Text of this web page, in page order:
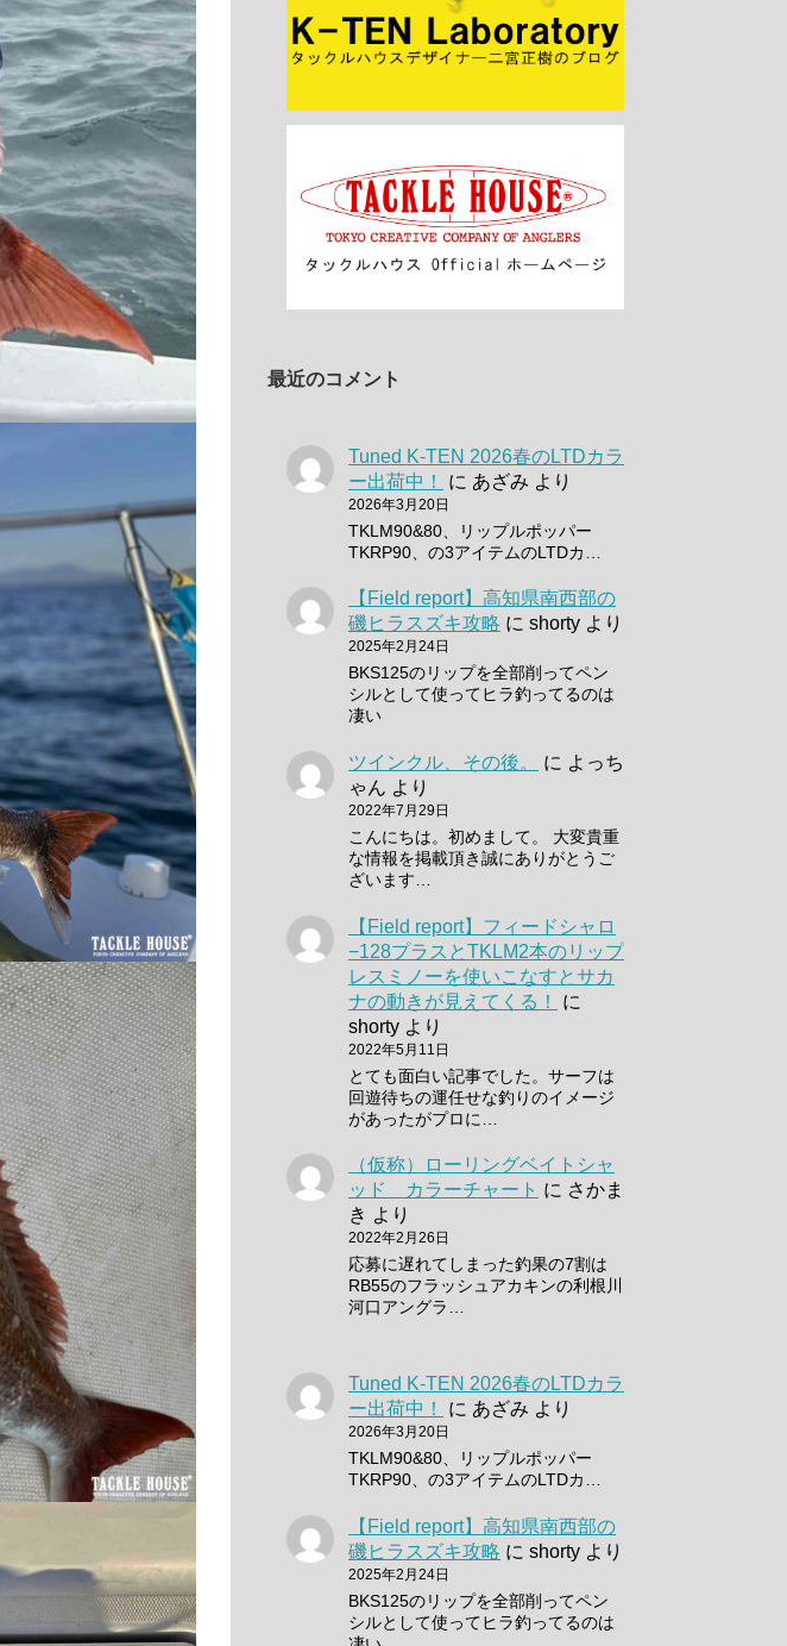
最近のコメント
Tuned K-TEN 2026春のLTDカラ
ー出荷中！
に あざみ より
2026年3月20日
TKLM90&80、リップルポッパー
TKRP90、の3アイテムのLTDカ…
【Field report】高知県南西部の
磯ヒラスズキ攻略 に shorty より
2025年2月24日
BKS125のリップを全部削ってペン
シルとして使ってヒラ釣ってるのは
凄い
ツインクル、その後。 に よっち
ゃん より
2022年7月29日
こんにちは。初めまして。 大変貴重
な情報を掲載頂き誠にありがとうご
ざいます…
【Field report】フィードシャロ
−128プラスとTKLM2本のリップ
レスミノーを使いこなすとサカ
ナの動きが見えてくる！
に
shorty より
2022年5月11日
とても面白い記事でした。サーフは
回遊待ちの運任せな釣りのイメージ
があったがプロに…
（仮称）ローリングベイトシャ
ッド カラーチャート に さかま
き より
2022年2月26日
応募に遅れてしまった釣果の7割は
RB55のフラッシュアカキンの利根川
河口アングラ…
Tuned K-TEN 2026春のLTDカラ
ー出荷中！
に あざみ より
2026年3月20日
TKLM90&80、リップルポッパー
TKRP90、の3アイテムのLTDカ…
【Field report】高知県南西部の
磯ヒラスズキ攻略 に shorty より
2025年2月24日
BKS125のリップを全部削ってペン
シルとして使ってヒラ釣ってるのは